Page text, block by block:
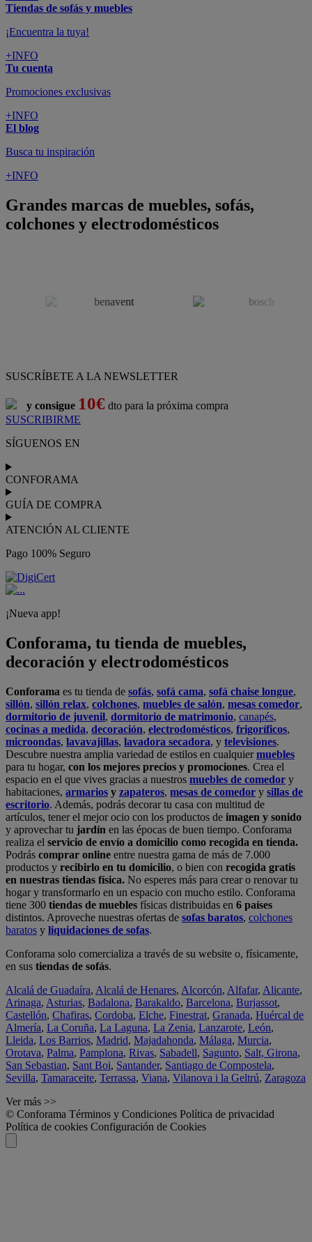
Tiendas de sofás y muebles
¡Encuentra la tuya!
+INFO
Tu cuenta
Promociones exclusivas
+INFO
El blog
Busca tu inspiración
+INFO
Grandes marcas de muebles, sofás,
colchones y electrodomésticos
SUSCRÍBETE A LA NEWSLETTER
y consigue 10€ dto para la próxima compra
SUSCRIBIRME
SÍGUENOS EN
CONFORAMA
GUÍA DE COMPRA
ATENCIÓN AL CLIENTE
Pago 100% Seguro
¡Nueva app!
Conforama, tu tienda de muebles,
decoración y electrodomésticos
Conforama es tu tienda de sofás, sofá cama, sofá chaise longue,
sillón, sillón relax, colchones, muebles de salón, mesas comedor,
dormitorio de juvenil, dormitorio de matrimonio, canapés,
cocinas a medida, decoración, electrodomésticos, frigoríficos,
microondas, lavavajillas, lavadora secadora, y televisiones.
Descubre nuestra amplia variedad de estilos en cualquiermuebles
para tu hogar, con los mejores precios y promociones. Crea el
espacio en el que vives gracias a nuestros muebles de comedor y
habitaciones, armarios y zapateros, mesas de comedor y sillas de
escritorio. Además, podrás decorar tu casa con multitud de
artículos, tener el mejor ocio con los productos de imagen y sonido
y aprovechar tu jardín en las épocas de buen tiempo. Conforama
realiza el servicio de envío a domicilio como recogida en tienda.
Podrás comprar online entre nuestra gama de más de 7.000
productos y recibirlo en tu domicilio, o bien con recogida gratis
en nuestras tiendas física. No esperes más para crear o renovar tu
hogar y transformarlo en un espacio con mucho estilo. Conforama
tiene 300 tiendas de muebles físicas distribuidas en 6 países
distintos. Aproveche nuestras ofertas de sofas baratos, colchones
baratos y liquidaciones de sofas.
Conforama solo comercializa a través de su website o, físicamente,
en sus tiendas de sofás.
Alcalá de Guadaíra, Alcalá de Henares, Alcorcón, Alfafar, Alicante,
Arinaga, Asturias, Badalona, Barakaldo, Barcelona, Burjassot,
Castellón, Chafiras, Cordoba, Elche, Finestrat, Granada, Huércal de
Almería, La Coruña, La Laguna, La Zenia, Lanzarote, León,
Lleida, Los Barrios, Madrid, Majadahonda, Málaga, Murcia,
Orotava, Palma, Pamplona, Rivas, Sabadell, Sagunto, Salt, Girona,
San Sebastian, Sant Boi, Santander, Santiago de Compostela,
Sevilla, Tamaraceite, Terrassa, Viana, Vilanova i la Geltrú, Zaragoza
Ver más >>
© Conforama Términos y Condiciones Política de privacidad
Política de cookies Configuración de Cookies